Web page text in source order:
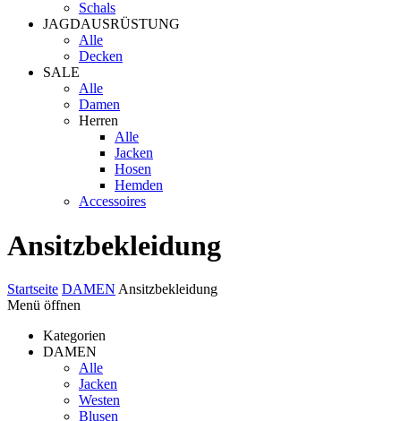
Schals
JAGDAUSRÜSTUNG
Alle
Decken
SALE
Alle
Damen
Herren
Alle
Jacken
Hosen
Hemden
Accessoires
Ansitzbekleidung
Startseite DAMEN Ansitzbekleidung
Menü öffnen
Kategorien
DAMEN
Alle
Jacken
Westen
Blusen